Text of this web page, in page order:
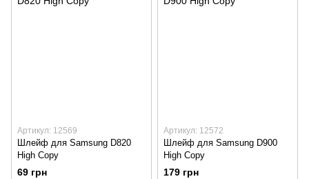
Артикул: 12569
Шлейф для Samsung D820
High Copy
69 грн
Артикул: 12572
Шлейф для Samsung D900
High Copy
179 грн